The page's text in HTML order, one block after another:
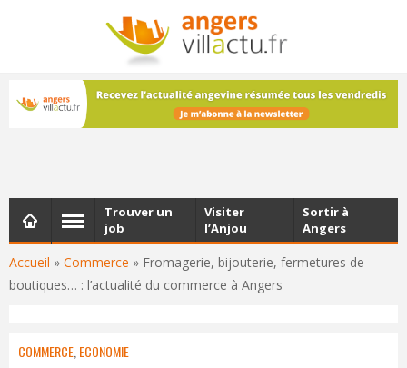
NEWSLETTER
Les dernières actualités d'Angers, chaque vendredi dans
votre boîte e-mail
Accueil » Commerce » Fromagerie, bijouterie, fermetures de
boutiques… : l’actualité du commerce à Angers
Trouver un
job
Visiter
l’Anjou
Sortir à
Angers
COMMERCE ECONOMIE